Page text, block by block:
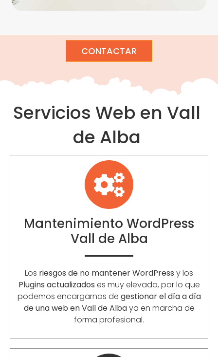
CONTACTAR
Servicios Web en Vall
de Alba
Mantenimiento WordPress
Vall de Alba
Los riesgos de no mantener WordPress y los
Plugins actualizados es muy elevado, por lo que
podemos encargarnos de gestionar el día a día
de una web en Vall de Albaya en marcha de
forma profesional.